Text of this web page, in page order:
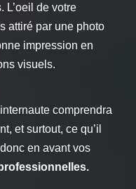
L’oeil de votre
attiré par une photo
impression en
visuels.
comprendra
et surtout, ce qu’il
en avant vos